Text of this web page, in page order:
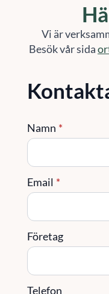
Vi är
Besök vår sida
Namn *
Email *
Företag
Telefon